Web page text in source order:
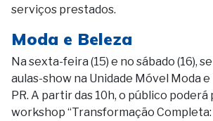
serviços prestados.
Moda e Beleza
Na sexta-feira (15) e no sábado (16),
aulas-show na Unidade Móvel Moda e
PR. A partir das 10h, o público
workshop “Transformação Completa: